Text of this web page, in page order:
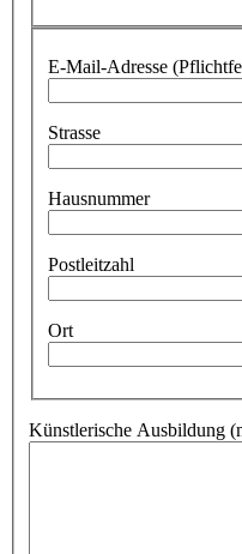
E-Mail-Adresse
Strasse
Hausnummer
Postleitzahl
Ort
Künstlerische Ausbildung